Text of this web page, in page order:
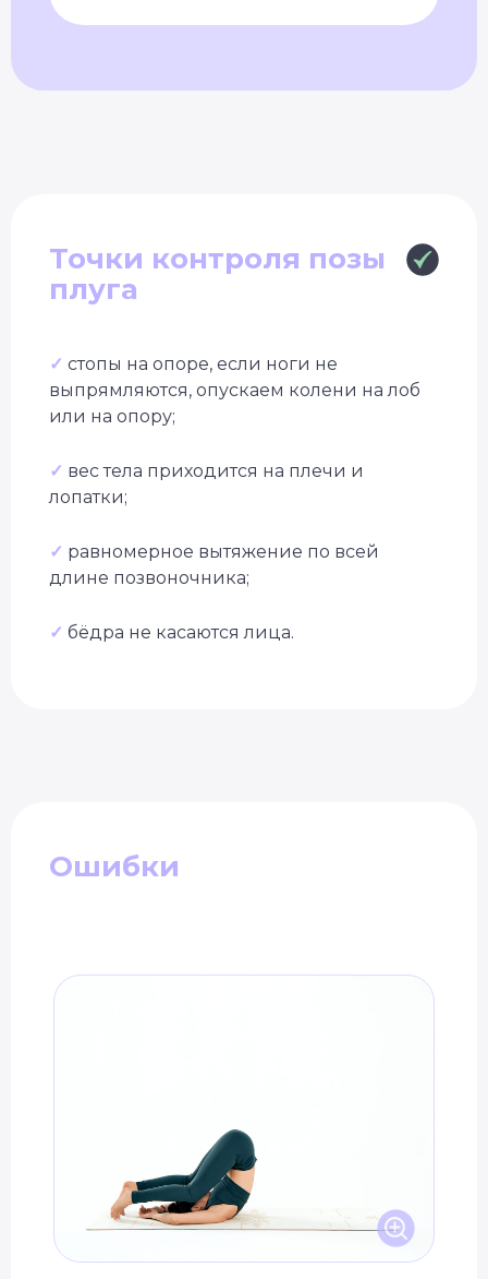
Точки контроля позы
плуга
✓ стопы на опоре, если ноги не
выпрямляются, опускаем колени на лоб
или на опору;
✓ вес тела приходится на плечи и
лопатки;
✓ равномерное вытяжение по всей
длине позвоночника;
✓ бёдра не касаются лица.
Ошибки